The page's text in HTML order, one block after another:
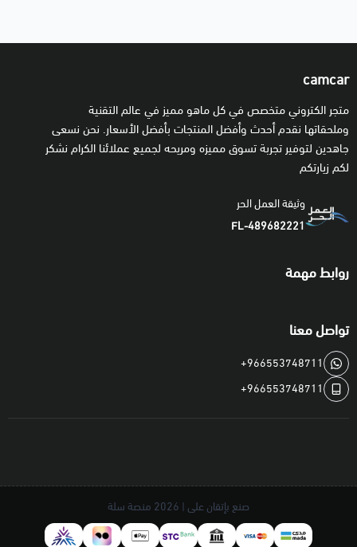
camcar
متجر الكتروني متخصص في كل ماهو مميز في عالم التقنية
وملحقاتها نقدم أحدث وأفضل المنتجات بأفضل الأسعار. نحن نسعى
جاهدين لتوفير تجربة تسوق مميزه ومريحه لجميع عملائنا الكرام نشكر
لكم زيارتكم
وثيقة العمل الحر
FL-489682221
روابط مهمة
تواصل معنا
+966553748711
+966553748711
صنع بإتقان على | 2026 منصة سلة